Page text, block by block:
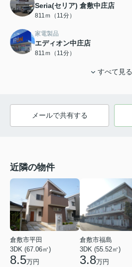
Seria(セリア) 倉敷中庄店
811ｍ（11分）
家電製品
エディオン中庄店
811ｍ（11分）
すべて見る
メールで共有する
近隣の物件
倉敷市平田
3DK (67.06㎡)
8.5万円
倉敷市福島
3DK (55.52㎡)
3.8万円